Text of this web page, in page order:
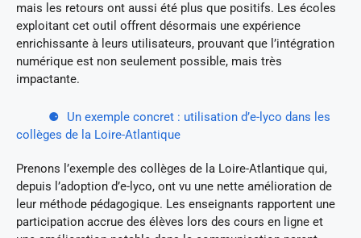
mais les retours ont aussi été plus que positifs. Les écoles
exploitant cet outil offrent désormais une expérience
enrichissante à leurs utilisateurs, prouvant que l’intégration
numérique est non seulement possible, mais très
impactante.
Un exemple concret : utilisation d’e-lyco dans les
collèges de la Loire-Atlantique
Prenons l’exemple des collèges de la Loire-Atlantique qui,
depuis l’adoption d’e-lyco, ont vu une nette amélioration de
leur méthode pédagogique. Les enseignants rapportent une
participation accrue des élèves lors des cours en ligne et